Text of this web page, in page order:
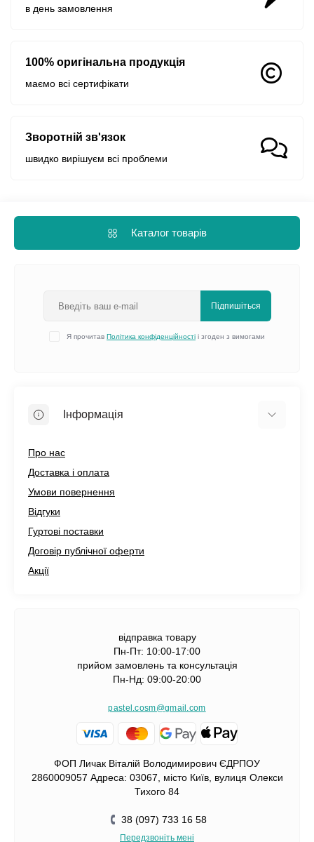
в день замовлення
100% оригінальна продукція
маємо всі сертифікати
Зворотній зв'язок
швидко вирішуєм всі проблеми
Каталог товарів
Підпишіться
Я прочитав Політика конфіденційності і згоден з вимогами
Інформація
Про нас
Доставка і оплата
Умови повернення
Відгуки
Гуртові поставки
Договір публічної оферти
Акції
відправка товару
Пн-Пт: 10:00-17:00
прийом замовлень та консультація
Пн-Нд: 09:00-20:00
pastel.cosm@gmail.com
ФОП Личак Віталій Володимирович ЄДРПОУ
2860009057 Адреса: 03067, місто Київ, вулиця Олекси
Тихого 84
38 (097) 733 16 58
Передзвоніть мені